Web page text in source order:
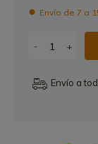
Envío de 7 a
- +
Envío a